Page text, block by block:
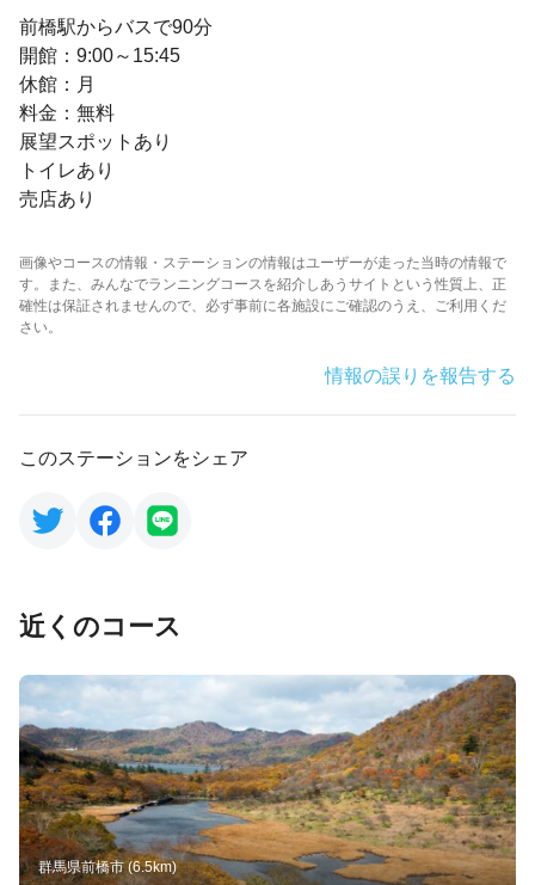
前橋駅からバスで90分
開館：9:00～15:45
休館：月
料金：無料
展望スポットあり
トイレあり
売店あり
画像やコースの情報・ステーションの情報はユーザーが走った当時の情報で
す。また、みんなでランニングコースを紹介しあうサイトという性質上、正
確性は保証されませんので、必ず事前に各施設にご確認のうえ、ご利用くだ
さい。
情報の誤りを報告する
このステーションをシェア
近くのコース
群馬県前橋市 (6.5km)